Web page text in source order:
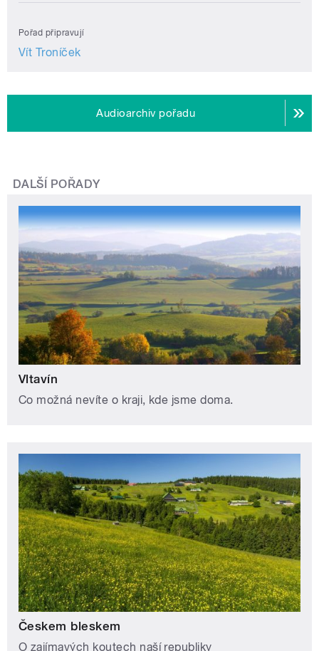
Pořad připravují
Vít Troníček
Audioarchiv pořadu
DALŠÍ POŘADY
Vltavín
Co možná nevíte o kraji, kde jsme doma.
Českem bleskem
O zajímavých koutech naší republiky